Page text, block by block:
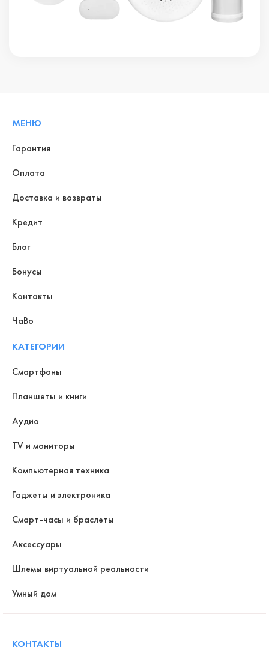
МЕНЮ
Гарантия
Оплата
Доставка и возвраты
Кредит
Блог
Бонусы
Контакты
ЧаВо
КАТЕГОРИИ
Смартфоны
Планшеты и книги
Аудио
TV и мониторы
Компьютерная техника
Гаджеты и электроника
Смарт-часы и браслеты
Аксессуары
Шлемы виртуальной реальности
Умный дом
КОНТАКТЫ